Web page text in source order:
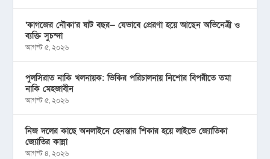
‘কাগজের নৌকা’র ষাট বছর— যেভাবে প্রেরণা হয়ে আছেন অভিনেত্রী ও
ব্যক্তি সুচন্দা
আগস্ট ৫, ২০২৬
পুলসিরাত নাকি খলনায়ক: ভিকির পরিচালনায় নিশোর বিপরীতে তমা
নাকি মেহজাবীন
আগস্ট ৫, ২০২৬
নিজ দলের কাছে অনলাইনে হেনস্তার শিকার হয়ে লাইভে জ্যোতিকা
জ্যোতির কান্না
আগস্ট ৪, ২০২৬